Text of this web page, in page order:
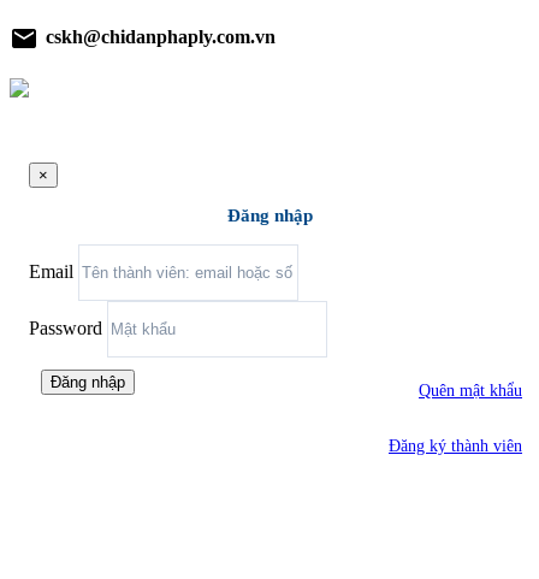
email cskh@chidanphaply.com.vn
×
Đăng nhập
Email
Password
Đăng nhập Quên mật khẩu
Đăng ký thành viên